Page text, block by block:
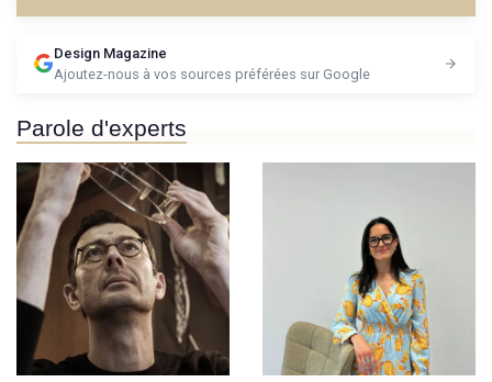
Design Magazine
Ajoutez-nous à vos sources préférées sur Google
Parole d'experts